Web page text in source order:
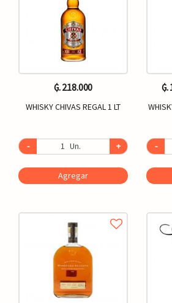
₲. 218.000
WHISKY CHIVAS REGAL 1 LT
- Un. +
Agregar
₲.
-